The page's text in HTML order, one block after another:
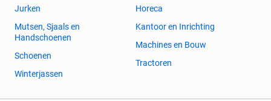
Jurken
Mutsen, Sjaals en
Handschoenen
Schoenen
Winterjassen
Horeca
Kantoor en Inrichting
Machines en Bouw
Tractoren